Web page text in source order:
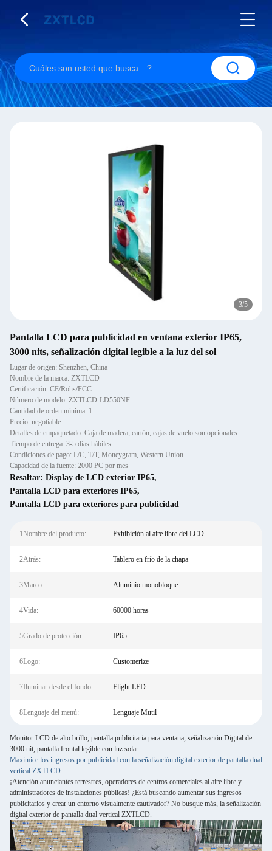
3/5
Pantalla LCD para publicidad en ventana exterior IP65,
3000 nits, señalización digital legible a la luz del sol
Lugar de origen: Shenzhen, China
Nombre de la marca: ZXTLCD
Certificación: CE/Rohs/FCC
Número de modelo: ZXTLCD-LD550NF
Cantidad de orden mínima: 1
Precio: negotiable
Detalles de empaquetado: Caja de madera, cartón, cajas de vuelo son opcionales
Tiempo de entrega: 3-5 días hábiles
Condiciones de pago: L/C, T/T, Moneygram, Western Union
Capacidad de la fuente: 2000 PC por mes
Resaltar: Display de LCD exterior IP65,
Pantalla LCD para exteriores IP65,
Pantalla LCD para exteriores para publicidad
1Nombre del producto: Exhibición al aire libre del LCD
2Atrás: Tablero en frío de la chapa
3Marco: Aluminio monobloque
4Vida: 60000 horas
5Grado de protección: IP65
6Logo: Customerize
7Iluminar desde el fondo: Flight LED
8Lenguaje del menú: Lenguaje Mutil
Monitor LCD de alto brillo, pantalla publicitaria para ventana, señalización Digital de
3000 nit, pantalla frontal legible con luz solar
Maximice los ingresos por publicidad con la señalización digital exterior de pantalla dual
vertical ZXTLCD
¡Atención anunciantes terrestres, operadores de centros comerciales al aire libre y
administradores de instalaciones públicas! ¿Está buscando aumentar sus ingresos
publicitarios y crear un entorno visualmente cautivador? No busque más, la señalización
digital exterior de pantalla dual vertical ZXTLCD.